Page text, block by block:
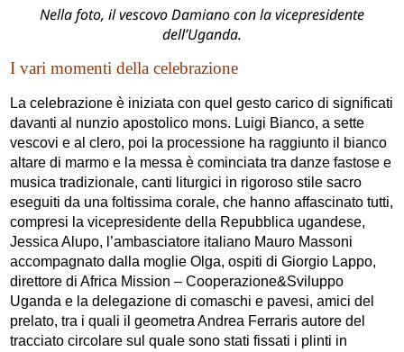
Nella foto, il vescovo Damiano con la vicepresidente
dell’Uganda.
I vari momenti della celebrazione
La celebrazione è iniziata con quel gesto carico di significati
davanti al nunzio apostolico mons. Luigi Bianco, a sette
vescovi e al clero, poi la processione ha raggiunto il bianco
altare di marmo e la messa è cominciata tra danze fastose e
musica tradizionale, canti liturgici in rigoroso stile sacro
eseguiti da una foltissima corale, che hanno affascinato tutti,
compresi la vicepresidente della Repubblica ugandese,
Jessica Alupo, l’ambasciatore italiano Mauro Massoni
accompagnato dalla moglie Olga, ospiti di Giorgio Lappo,
direttore di Africa Mission – Cooperazione&Sviluppo
Uganda e la delegazione di comaschi e pavesi, amici del
prelato, tra i quali il geometra Andrea Ferraris autore del
tracciato circolare sul quale sono stati fissati i plinti in